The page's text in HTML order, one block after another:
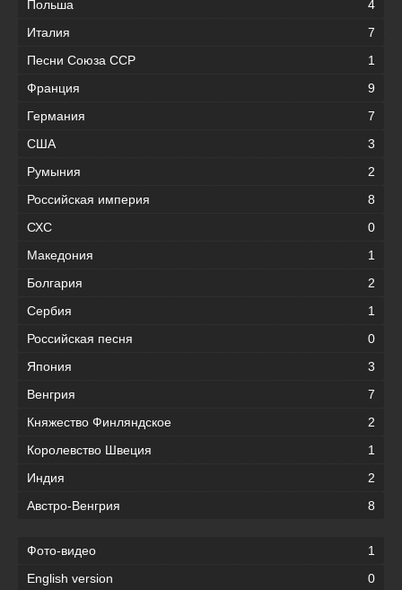
Польша
4
Италия
7
Песни Союза ССР
1
Франция
9
Германия
7
США
3
Румыния
2
Российская империя
8
СХС
0
Македония
1
Болгария
2
Сербия
1
Российская песня
0
Япония
3
Венгрия
7
Княжество Финляндское
2
Королевство Швеция
1
Индия
2
Австро-Венгрия
8
Фото-видео
1
English version
0